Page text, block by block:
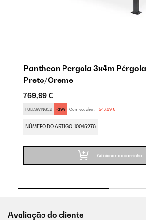
Pantheon Pergola 3x4m Pérgola
Preto/Creme
769,99 €
FULLSWING29 -29% Com voucher: 546,69 €
NÚMERO DO ARTIGO: 10045276
Adicionar ao carrinho
Avaliação do cliente